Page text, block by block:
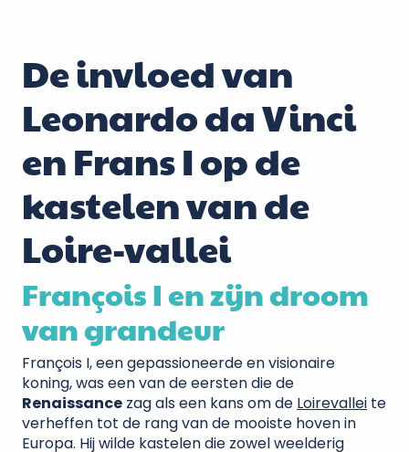
De invloed van
Leonardo da Vinci
en Frans I op de
kastelen van de
Loire-vallei
François I en zijn droom
van grandeur
François I, een gepassioneerde en visionaire
koning, was een van de eersten die de
Renaissance zag als een kans om de Loirevallei te
verheffen tot de rang van de mooiste hoven in
Europa. Hij wilde kastelen die zowel weelderig